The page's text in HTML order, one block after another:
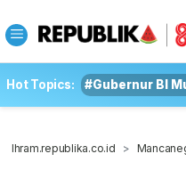
Hot Topics: #Gubernur BI
Ihram.republika.co.id